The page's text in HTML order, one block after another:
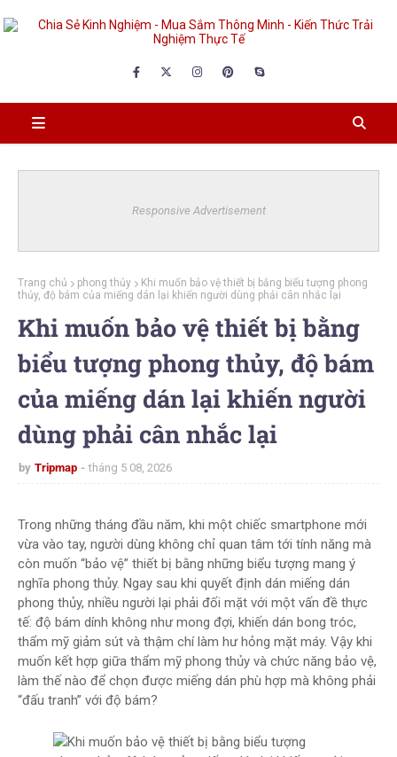
Responsive Advertisement
Trang chủ phong thủy
Khi muốn bảo vệ thiết bị bằng biểu tượng phong
thủy, độ bám của miếng dán lại khiến người dùng phải cân nhắc lại
Khi muốn bảo vệ thiết bị bằng
biểu tượng phong thủy, độ bám
của miếng dán lại khiến người
dùng phải cân nhắc lại
by Tripmap tháng 5 08, 2026
Trong những tháng đầu năm, khi một chiếc smartphone mới
vừa vào tay, người dùng không chỉ quan tâm tới tính năng mà
còn muốn “bảo vệ” thiết bị bằng những biểu tượng mang ý
nghĩa phong thủy. Ngay sau khi quyết định dán miếng dán
phong thủy, nhiều người lại phải đối mặt với một vấn đề thực
tế: độ bám dính không như mong đợi, khiến dán bong tróc,
thẩm mỹ giảm sút và thậm chí làm hư hỏng mặt máy. Vậy khi
muốn kết hợp giữa thẩm mỹ phong thủy và chức năng bảo vệ,
làm thế nào để chọn được miếng dán phù hợp mà không phải
“đấu tranh” với độ bám?